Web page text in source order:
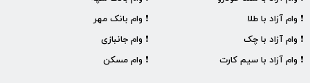
❗ وام بانک مهر
❗ وام جانبازی
❗ وام مسکن
❗ وام آزاد با طلا
❗ وام آزاد با چک
❗ وام آزاد با سیم کارت